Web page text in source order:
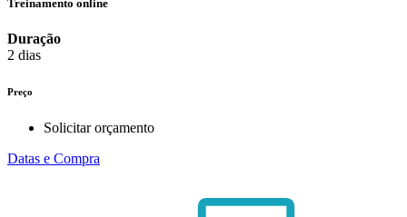
Treinamento online
Duração
2 dias
Preço
Solicitar orçamento
Datas e Compra